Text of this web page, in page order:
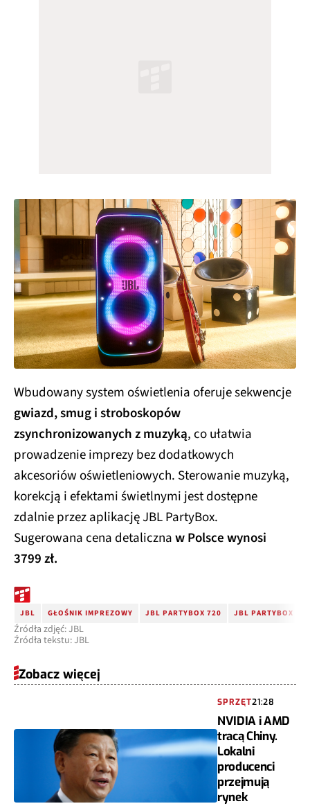
Wbudowany system oświetlenia oferuje sekwencje
gwiazd, smug i stroboskopów
zsynchronizowanych z muzyką, co ułatwia
prowadzenie imprezy bez dodatkowych
akcesoriów oświetleniowych. Sterowanie muzyką,
korekcją i efektami świetlnymi jest dostępne
zdalnie przez aplikację JBL PartyBox.​
Sugerowana cena detalicznaw Polsce wynosi
3799 zł.
JBL GŁOŚNIK IMPREZOWY JBL PARTYBOX 720 JBL PARTYBOX
Źródła zdjęć: JBL
Źródła tekstu: JBL
Zobacz więcej
SPRZĘT21:28
NVIDIA i AMD
tracą Chiny.
Lokalni
producenci
przejmują
rynek